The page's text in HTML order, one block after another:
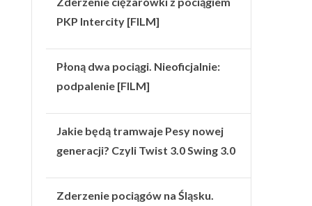
PKP Intercity [FILM]
Płoną dwa pociągi. Nieoficjalnie:
podpalenie [FILM]
Jakie będą tramwaje Pesy nowej
generacji? Czyli Twist 3.0 Swing 3.0
Zderzenie pociągów na Śląsku.